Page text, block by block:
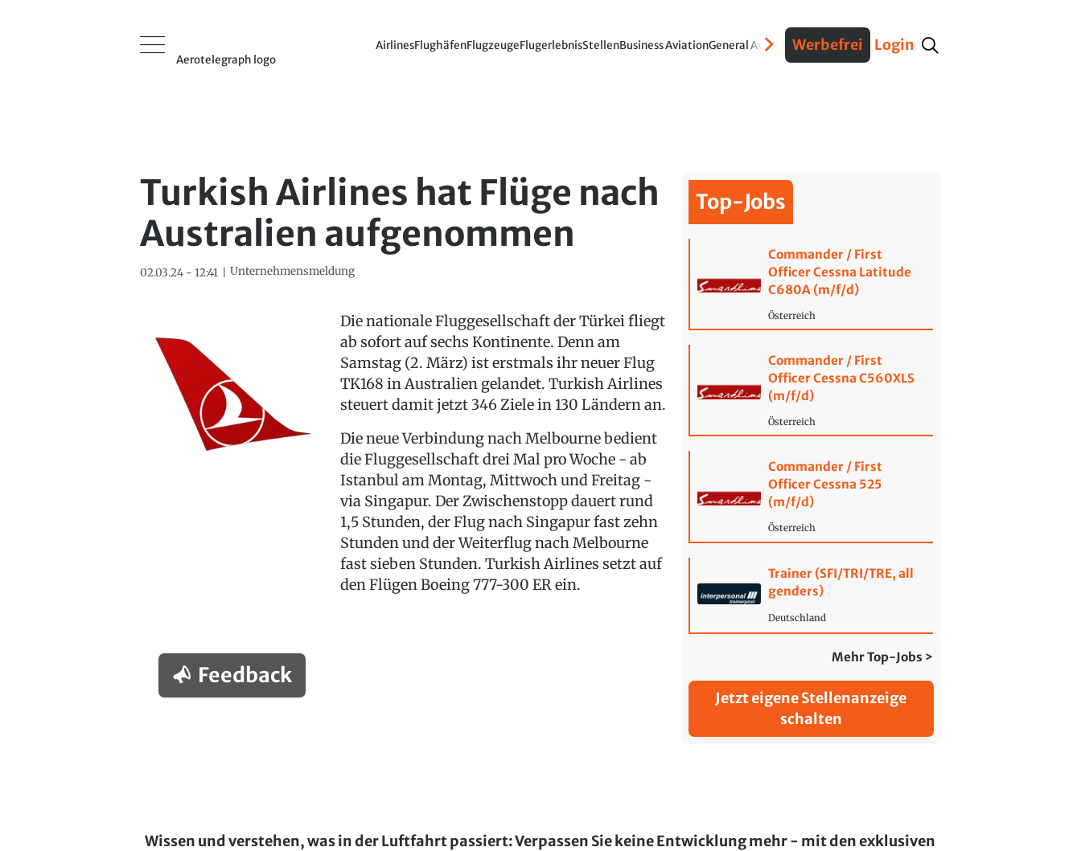
Aerotelegraph logo
AirlinesFlughäfenFlugzeugeFlugerlebnisStellenBusiness AviationGeneral AviationVerteidigungInterviews Fracht
Werbefrei Login
Turkish Airlines hat Flüge nach
Australien aufgenommen
02.03.24 - 12:41 Unternehmensmeldung
Die nationale Fluggesellschaft der Türkei fliegt
ab sofort auf sechs Kontinente. Denn am
Samstag (2. März) ist erstmals ihr neuer Flug
TK168 in Australien gelandet. Turkish Airlines
steuert damit jetzt 346 Ziele in 130 Ländern an.
Die neue Verbindung nach Melbourne bedient
die Fluggesellschaft drei Mal pro Woche - ab
Istanbul am Montag, Mittwoch und Freitag -
via Singapur. Der Zwischenstopp dauert rund
1,5 Stunden, der Flug nach Singapur fast zehn
Stunden und der Weiterflug nach Melbourne
fast sieben Stunden. Turkish Airlines setzt auf
den Flügen Boeing 777-300 ER ein.
Feedback
Top-Jobs
Commander / First
Officer Cessna Latitude
C680A (m/f/d)
Österreich
Commander / First
Officer Cessna C560XLS
(m/f/d)
Österreich
Commander / First
Officer Cessna 525
(m/f/d)
Österreich
Trainer (SFI/TRI/TRE, all
genders)
Deutschland
Mehr Top-Jobs >
Jetzt eigene Stellenanzeige
schalten
Wissen und verstehen, was in der Luftfahrt passiert: Verpassen Sie keine Entwicklung mehr - mit den exklusiven